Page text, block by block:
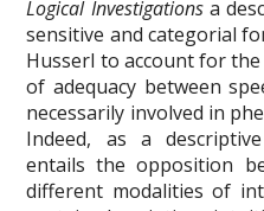
Logical Investigationsa
sensitive and categorial
Husserl to account for
of adequacy between
necessarily involved in
Indeed, as a
entails the opposition
different modalities of